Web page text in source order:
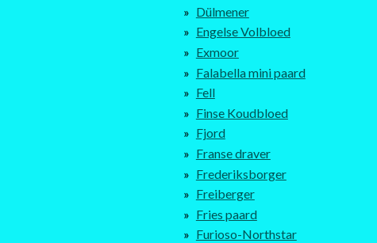
Dülmener
Engelse Volbloed
Exmoor
Falabella mini paard
Fell
Finse Koudbloed
Fjord
Franse draver
Frederiksborger
Freiberger
Fries paard
Furioso-Northstar